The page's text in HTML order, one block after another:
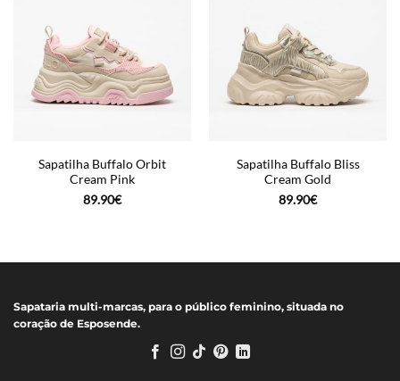
Sapatilha Buffalo Orbit
Cream Pink
89.90€
Sapatilha Buffalo Bliss
Cream Gold
89.90€
Sapataria multi-marcas, para o público feminino, situada no
coração de Esposende.